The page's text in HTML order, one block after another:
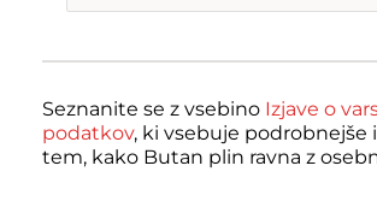
Seznanite se z vsebino Izjave o
podatkov, ki vsebuje podrobnejše
tem, kako Butan plin ravna z